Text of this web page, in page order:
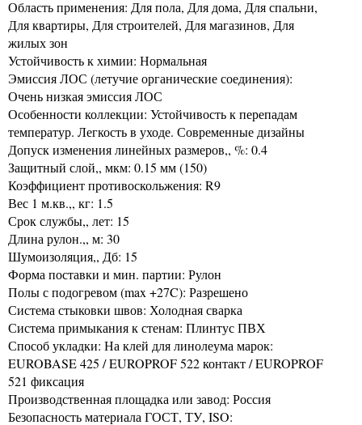
Область применения: Для пола, Для дома, Для спальни,
Для квартиры, Для строителей, Для магазинов, Для
жилых зон
Устойчивость к химии: Нормальная
Эмиссия ЛОС (летучие органические соединения):
Очень низкая эмиссия ЛОС
Особенности коллекции: Устойчивость к перепадам
температур. Легкость в уходе. Современные дизайны
Допуск изменения линейных размеров,, %: 0.4
Защитный слой,, мкм: 0.15 мм (150)
Коэффициент противоскольжения: R9
Вес 1 м.кв.,, кг: 1.5
Срок службы,, лет: 15
Длина рулон.,, м: 30
Шумоизоляция,, Дб: 15
Форма поставки и мин. партии: Рулон
Полы с подогревом (max +27C): Разрешено
Система стыковки швов: Холодная сварка
Система примыкания к стенам: Плинтус ПВХ
Способ укладки: На клей для линолеума марок:
EUROBASE 425 / EUROPROF 522 контакт / EUROPROF
521 фиксация
Производственная площадка или завод: Россия
Безопасность материала ГОСТ, ТУ, ISO: